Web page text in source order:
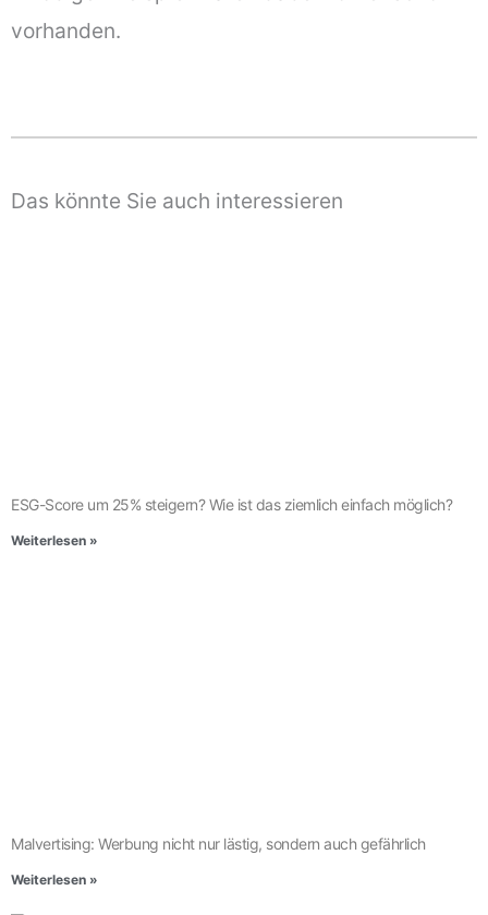
vorhanden.
Das könnte Sie auch interessieren
ESG-Score um 25% steigern? Wie ist das ziemlich einfach möglich?
Weiterlesen »
Malvertising: Werbung nicht nur lästig, sondern auch gefährlich
Weiterlesen »